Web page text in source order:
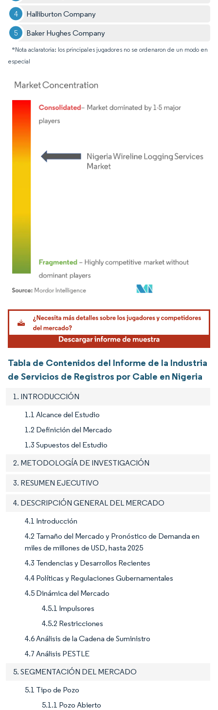
Halliburton Company
Baker Hughes Company
*Nota aclaratoria: los principales jugadores no se ordenaron de un modo en
especial
Imagen © Mordor Intelligence. El uso requiere atribución según CC BY 4.0.
Tabla de Contenidos del Informe de la Industria
de Servicios de Registros por Cable en Nigeria
1. INTRODUCCIÓN
1.1 Alcance del Estudio
1.2 Definición del Mercado
1.3 Supuestos del Estudio
2. METODOLOGÍA DE INVESTIGACIÓN
3. RESUMEN EJECUTIVO
4. DESCRIPCIÓN GENERAL DEL MERCADO
4.1 Introducción
4.2 Tamaño del Mercado y Pronóstico de Demanda en
miles de millones de USD, hasta 2025
4.3 Tendencias y Desarrollos Recientes
4.4 Políticas y Regulaciones Gubernamentales
4.5 Dinámica del Mercado
4.5.1 Impulsores
4.5.2 Restricciones
4.6 Análisis de la Cadena de Suministro
4.7 Análisis PESTLE
5. SEGMENTACIÓN DEL MERCADO
5.1 Tipo de Pozo
5.1.1 Pozo Abierto